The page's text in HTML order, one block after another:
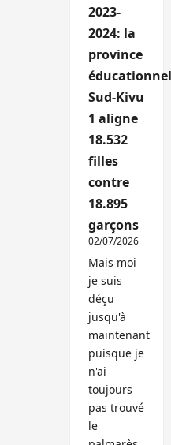
2023-
2024: la
province
Sud-Kivu
1 aligne
18.532
filles
contre
18.895
garçons
02/07/2026
Mais moi
je suis
déçu
jusqu'à
maintenant
puisque je
n'ai
toujours
pas trouvé
le